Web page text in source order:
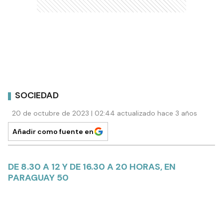
SOCIEDAD
20 de octubre de 2023 | 02:44 actualizado hace 3 años
Añadir como fuente en
DE 8.30 A 12 Y DE 16.30 A 20 HORAS, EN
PARAGUAY 50